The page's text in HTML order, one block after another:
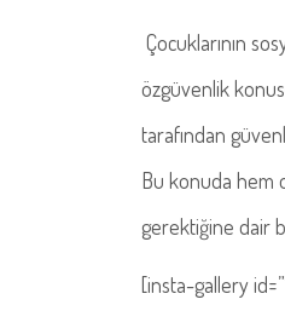
Çocuklarının
özgüvenlik
tarafından
Bu konuda hem
gerektiğine dair
[insta-gallery